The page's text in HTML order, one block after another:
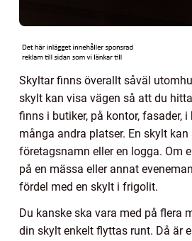
Skyltar finns överallt såväl
skylt kan visa vägen så att du
finns i butiker, på kontor, fasader,
många andra platser. En skylt kan
företagsnamn eller en logga. Om
på en mässa eller annat
fördel med en skylt i frigolit.
Du kanske ska vara med på flera
din skylt enkelt flyttas runt. Då är